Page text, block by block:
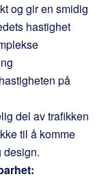
og gir en smidig
hastighet
på
del av trafikken
til å komme
design.